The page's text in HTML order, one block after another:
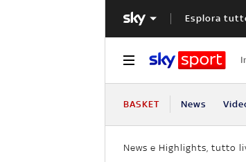
Esplora
BASKET News
News e Highlights, tutto